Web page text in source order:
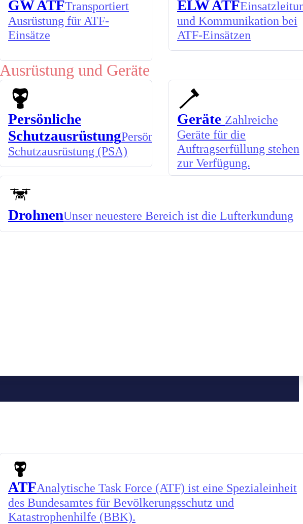
GW ATFTransportiert
Ausrüstung für ATF-
Einsätze
ELW ATF
und Kommunikation bei
ATF-Einsätzen
Ausrüstung und Geräte
Persönliche
SchutzausrüstungPersönliche
Schutzausrüstung (PSA)
Geräte Zahlreiche
Geräte für die
Auftragserfüllung stehen
zur Verfügung.
DrohnenUnser neuestere Bereich ist die Lufterkundung
ATFAnalytische Task Force (ATF) ist eine Spezialeinheit
des Bundesamtes für Bevölkerungsschutz und
Katastrophenhilfe (BBK).